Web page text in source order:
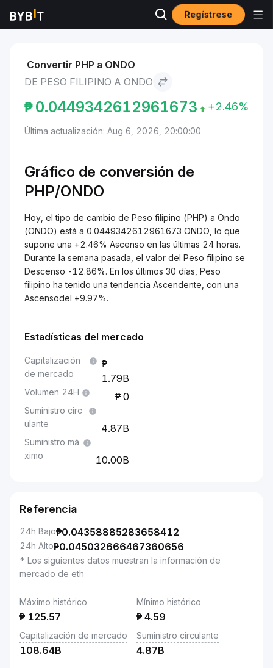
Regístrese
Mercados Peso filipino to Ondo
Convertir PHP a ONDO
DE PESO FILIPINO A ONDO
₱0.0449342612961673 +2.46%
Última actualización: Aug 6, 2026, 20:00:00
Gráfico de conversión de
PHP/ONDO
Hoy, el tipo de cambio de Peso filipino (PHP) a Ondo
(ONDO) está a 0.0449342612961673 ONDO, lo que
supone una +2.46% Ascenso en las últimas 24 horas.
Durante la semana pasada, el valor del Peso filipino se
Descenso -12.86%. En los últimos 30 días, Peso
filipino ha tenido una tendencia Ascendente, con una
Ascensodel +9.97%.
Estadísticas del mercado
Capitalización
de mercado
1.79B
Volumen 24H 0
Suministro circ
ulante
4.87B
Suministro má
ximo
10.00B
Referencia
24h Bajo₱0.04358885283658412
24h Alto₱0.045032666467360656
* Los siguientes datos muestran la información de
mercado de eth
Máximo histórico
₱ 125.57
Mínimo histórico
₱ 4.59
Capitalización de mercado
108.64B
Suministro circulante
4.87B